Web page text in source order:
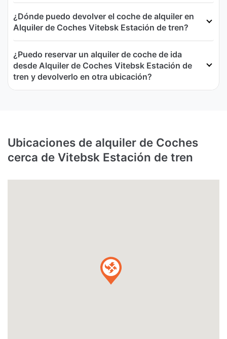
¿Dónde puedo devolver el coche de alquiler en
Alquiler de Coches Vitebsk Estación de tren?
¿Puedo reservar un alquiler de coche de ida
desde Alquiler de Coches Vitebsk Estación de
tren y devolverlo en otra ubicación?
Ubicaciones de alquiler de Coches
cerca de Vitebsk Estación de tren